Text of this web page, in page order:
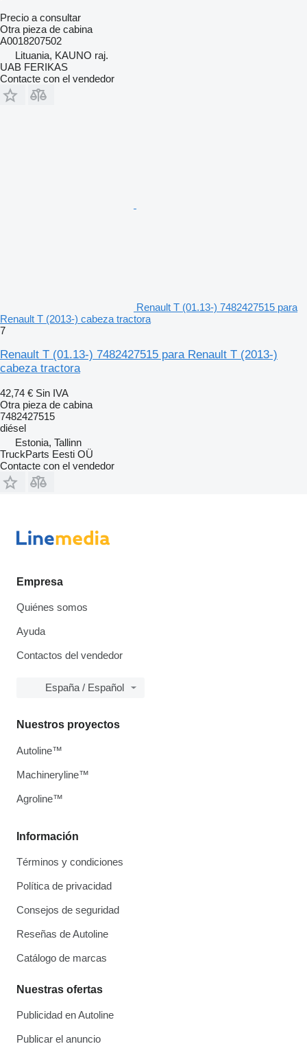
Precio a consultar
Otra pieza de cabina
A0018207502
Lituania, KAUNO raj.
UAB FERIKAS
Contacte con el vendedor
Renault T (01.13-) 7482427515 para
Renault T (2013-) cabeza tractora
7
Renault T (01.13-) 7482427515 para Renault T (2013-)
cabeza tractora
42,74 € Sin IVA
Otra pieza de cabina
7482427515
diésel
Estonia, Tallinn
TruckParts Eesti OÜ
Contacte con el vendedor
Empresa
Quiénes somos
Ayuda
Contactos del vendedor
España / Español
Información
Términos y condiciones
Política de privacidad
Consejos de seguridad
Reseñas de Autoline
Catálogo de marcas
Nuestras ofertas
Publicidad en Autoline
Publicar el anuncio
Nuestros proyectos
Autoline™
Machineryline™
Agroline™